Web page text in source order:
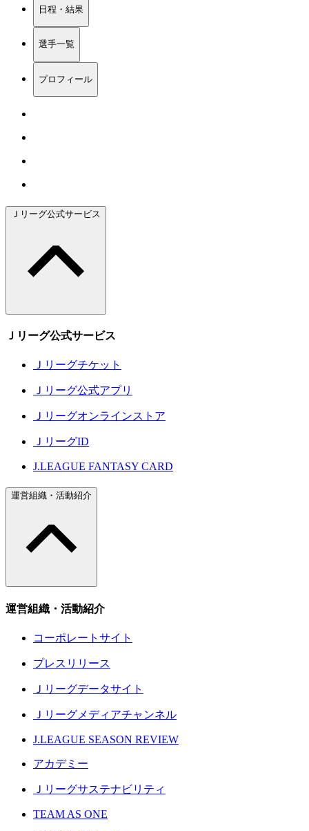
日程・結果
選手一覧
プロフィール
Ｊリーグ公式サービス
Ｊリーグ公式サービス
Ｊリーグチケット
Ｊリーグ公式アプリ
Ｊリーグオンラインストア
ＪリーグID
J.LEAGUE FANTASY CARD
運営組織・活動紹介
運営組織・活動紹介
コーポレートサイト
プレスリリース
Ｊリーグデータサイト
Ｊリーグメディアチャンネル
J.LEAGUE SEASON REVIEW
アカデミー
Ｊリーグサステナビリティ
TEAM AS ONE